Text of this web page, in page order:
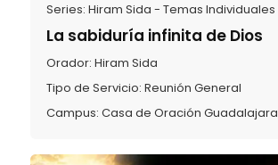
Series: Hiram Sida - Temas Individuales
La sabiduría infinita de Dios
Orador: Hiram Sida
Tipo de Servicio: Reunión General
Campus: Casa de Oración Guadalajara